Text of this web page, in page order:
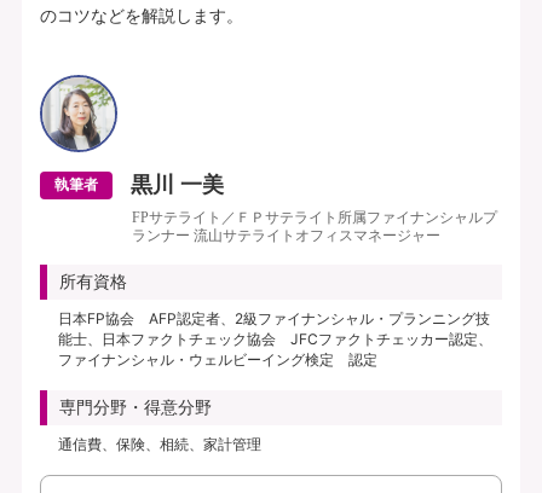
のコツなどを解説します。
執筆者 黒川 一美
FPサテライト／ＦＰサテライト所属ファイナンシャルプ
ランナー 流山サテライトオフィスマネージャー
所有資格
日本FP協会 AFP認定者、2級ファイナンシャル・プランニング技
能士、日本ファクトチェック協会 JFCファクトチェッカー認定、
ファイナンシャル・ウェルビーイング検定 認定
専門分野・得意分野
通信費、保険、相続、家計管理